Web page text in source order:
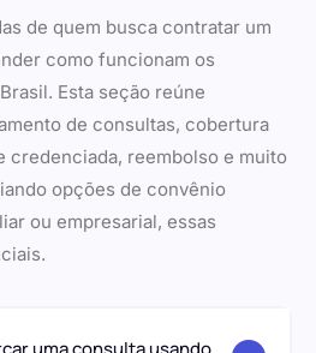
de quem busca contratar um
como funcionam os
Esta seção reúne
de consultas, cobertura
credenciada, reembolso e muito
opções de convênio
ou empresarial, essas